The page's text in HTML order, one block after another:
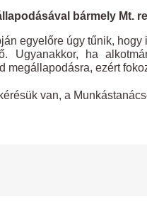
bármely Mt.
egyelőre úgy tűnik,
Ugyanakkor, ha
megállapodásra, ezért
van, a